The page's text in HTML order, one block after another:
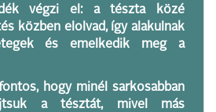
végzi el: a tészta közé
közben elolvad, így alakulnak
és emelkedik meg a
hogy minél sarkosabban
a tésztát, mivel más